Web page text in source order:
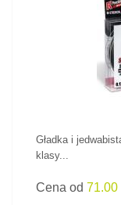
Gładka i
klasy...
Cena od 71.00